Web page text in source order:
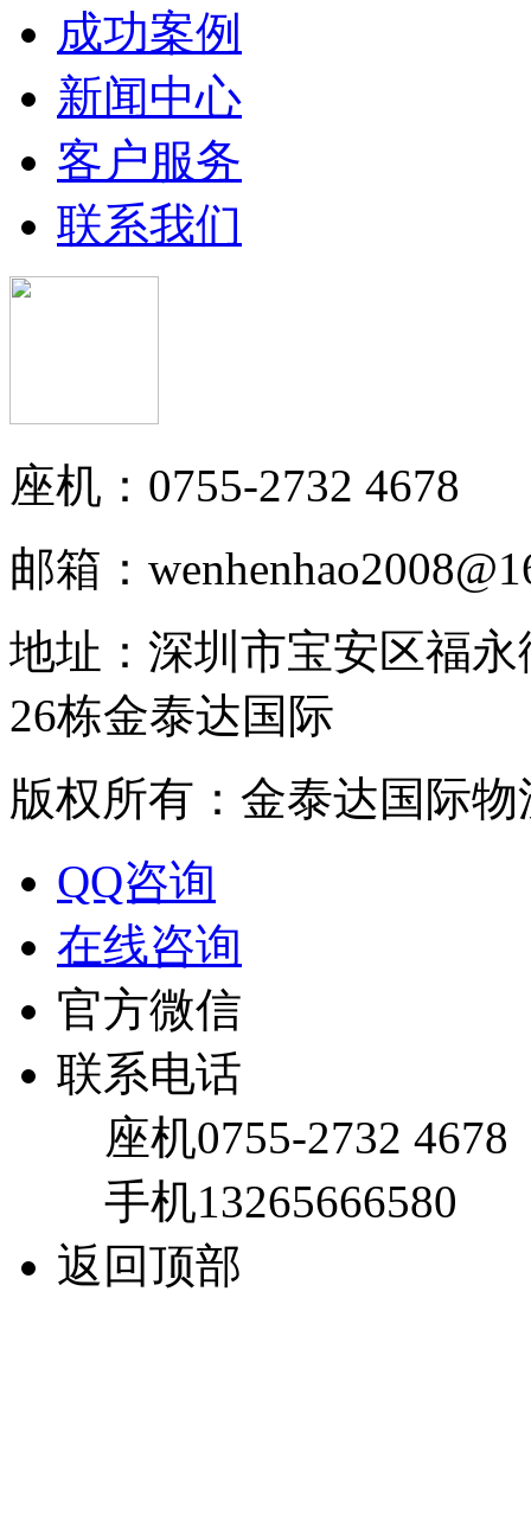
成功案例
新闻中心
客户服务
联系我们
座机：0755-2732 4678
邮箱：
地址：深圳市宝安区福
26栋金泰达国际
版权所有：金泰达国际物
QQ咨询
在线咨询
官方微信
联系电话
座机0755-2732 4678
手机13265666580
返回顶部